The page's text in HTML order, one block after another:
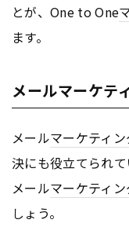
とが、One to One
ます。
メールマーケテ
メールマーケティ
決にも役立てられて
メールマーケティ
しょう。